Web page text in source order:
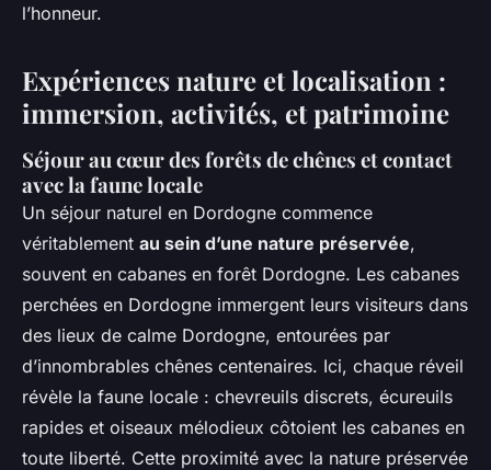
l’honneur.
Expériences nature et localisation :
immersion, activités, et patrimoine
Séjour au cœur des forêts de chênes et contact
avec la faune locale
Un séjour naturel en Dordogne commence
véritablement au sein d’une nature préservée,
souvent en cabanes en forêt Dordogne. Les cabanes
perchées en Dordogne immergent leurs visiteurs dans
des lieux de calme Dordogne, entourées par
d’innombrables chênes centenaires. Ici, chaque réveil
révèle la faune locale : chevreuils discrets, écureuils
rapides et oiseaux mélodieux côtoient les cabanes en
toute liberté. Cette proximité avec la nature préservée